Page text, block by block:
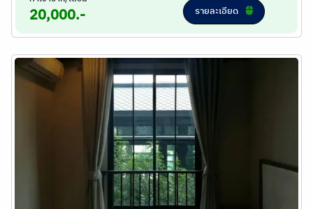
20,000.- รายละเอียด